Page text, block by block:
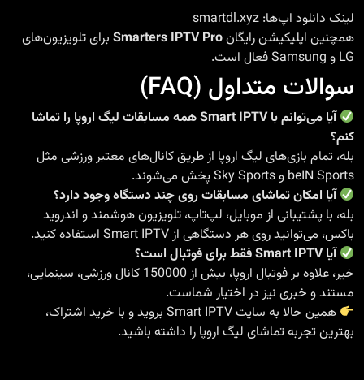
لینک دانلود اپ‌ها: smartdl.xyz
همچنین اپلیکیشن رایگانSmarters IPTV Pro برای تلویزیون‌های
LG و Samsung فعال است.
سوالات متداول (FAQ)
آیا می‌توانم با Smart IPTV همه مسابقات لیگ اروپا را تماشا
کنم؟
بله، تمام بازی‌های لیگ اروپا از طریق کانال‌های معتبر ورزشی مثل
beIN Sports و Sky Sports پخش می‌شوند.
آیا امکان تماشای مسابقات روی چند دستگاه وجود دارد؟
بله، با پشتیبانی از موبایل، لپ‌تاپ، تلویزیون هوشمند و اندروید
باکس، می‌توانید روی هر دستگاهی از Smart IPTV استفاده کنید.
آیا Smart IPTV فقط برای فوتبال است؟
خیر، علاوه بر فوتبال اروپا، بیش از 150000 کانال ورزشی، سینمایی،
مستند و خبری نیز در اختیار شماست.
همین حالا به سایت Smart IPTV
بروید و با خرید اشتراک،
بهترین تجربه تماشای لیگ اروپا را داشته باشید.